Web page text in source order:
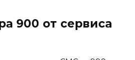
900 от сервиса